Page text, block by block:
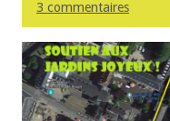
3 commentaires